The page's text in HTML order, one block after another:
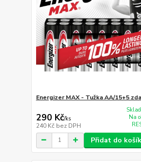
Energizer MAX - Tužka AA/15+5
290 Kč/ks
240 Kč bez DPH
Na
Přidat do